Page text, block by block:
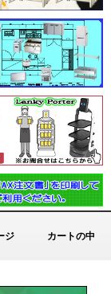
ジ カートの中